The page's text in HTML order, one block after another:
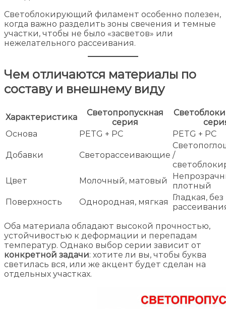
Светоблокирующий филамент особенно полезен,
когда важно разделить зоны свечения и темные
участки, чтобы не было «засветов» или
нежелательного рассеивания.
Чем отличаются материалы по
составу и внешнему виду
Характеристика
Светопропускная
серия
Основа
PETG + PC PETG + PC
Добавки Светорассеивающие /
Цвет
Молочный, матовый
плотный
Поверхность
Однородная, мягкая Гладкая, без
Оба материала обладают высокой прочностью,
устойчивостью к деформации и перепадам
температур. Однако выбор серии зависит от
конкретной задачи: хотите ли вы, чтобы буква
светилась вся, или же акцент будет сделан на
отдельных участках.